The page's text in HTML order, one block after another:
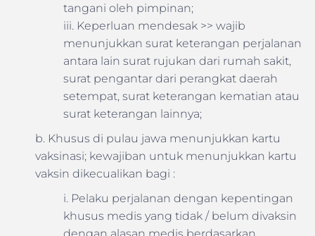
tangani oleh pimpinan;
iii. Keperluan mendesak >> wajib
menunjukkan surat keterangan perjalanan
antara lain surat rujukan dari rumah sakit,
surat pengantar dari perangkat daerah
setempat, surat keterangan kematian atau
surat keterangan lainnya;
b. Khusus di pulau jawa menunjukkan kartu
vaksinasi; kewajiban untuk menunjukkan kartu
vaksin dikecualikan bagi :
i. Pelaku perjalanan dengan kepentingan
khusus medis yang tidak / belum divaksin